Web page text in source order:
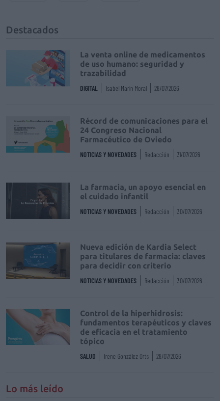
Destacados
La venta online de medicamentos
de uso humano: seguridad y
trazabilidad
DIGITAL Isabel Marín Moral 28/07/2026
Récord de comunicaciones para el
24 Congreso Nacional
Farmacéutico de Oviedo
NOTICIAS Y NOVEDADES Redacción 31/07/2026
La farmacia, un apoyo esencial en
el cuidado infantil
NOTICIAS Y NOVEDADES Redacción 30/07/2026
Nueva edición de Kardia Select
para titulares de farmacia: claves
para decidir con criterio
NOTICIAS Y NOVEDADES Redacción 30/07/2026
Control de la hiperhidrosis:
fundamentos terapéuticos y claves
de eficacia en el tratamiento
tópico
SALUD Irene González Orts 28/07/2026
Lo más leído